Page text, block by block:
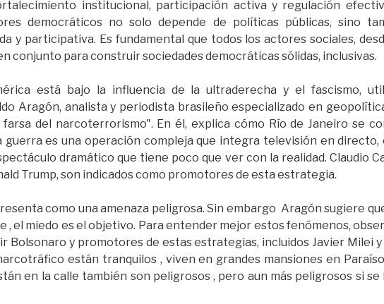
institucional, participación activa y regulación
democráticos no solo depende de políticas públicas, sino
y participativa. Es fundamental que todos los actores sociales,
conjunto para construir sociedades democráticas sólidas, inclusivas.
está bajo la influencia de la ultraderecha y el fascismo,
Aragón, analista y periodista brasileño especializado en
del narcoterrorismo". En él, explica cómo Río de Janeiro se
guerra es una operación compleja que integra televisión en directo,
dramático que tiene poco que ver con la realidad. Claudio
Trump, son indicados como promotores de esta estrategia.
como una amenaza peligrosa. Sin embargo Aragón sugiere
, el miedo es el objetivo. Para entender mejor estos fenómenos,
Bolsonaro y promotores de estas estrategias, incluidos Javier Milei y
están tranquilos , viven en grandes mansiones en
en la calle también son peligrosos , pero aun más peligrosos si